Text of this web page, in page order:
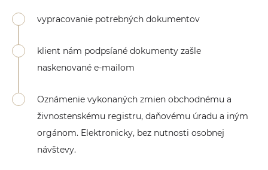
vypracovanie potrebných dokumentov
klient nám podpsíané dokumenty zašle
naskenované e-mailom
Oznámenie vykonaných zmien obchodnému a
živnostenskému registru, daňovému úradu a iným
orgánom. Elektronicky, bez nutnosti osobnej
návštevy.